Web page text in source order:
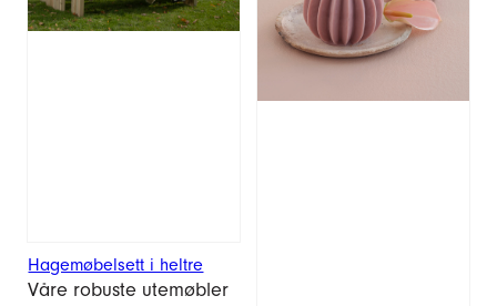
Hagemøbelsett i heltre
Våre robuste utemøbler